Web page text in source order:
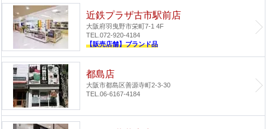
近鉄プラザ古市駅前店
大阪府羽曳野市栄町7-1 4F
TEL.072-920-4184
【販売店舗】ブランド品
都島店
大阪市都島区善源寺町2-3-30
TEL.06-6167-4184